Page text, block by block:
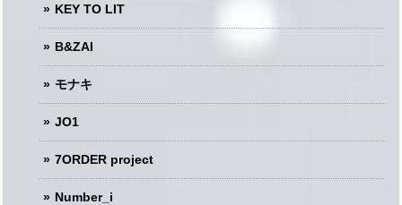
KEY TO LIT
B&ZAI
モナキ
JO1
7ORDER project
Number_i